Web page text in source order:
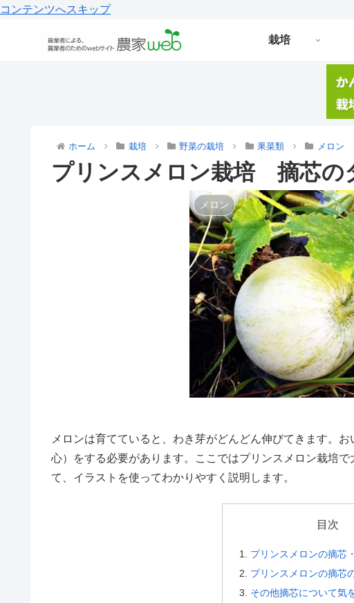
コンテンツへスキップ
栽培
ホーム 栽培 野菜の栽培 果菜類 メロン
プリンスメロン栽培 摘芯の
メロン
メロンは育てていると、わき芽がどんどん伸びてきます。お
心）をする必要があります。ここではプリンスメロン栽培
て、イラストを使ってわかりやすく説明します。
目次
プリンスメロンの摘芯
プリンスメロンの摘芯
その他摘芯について気